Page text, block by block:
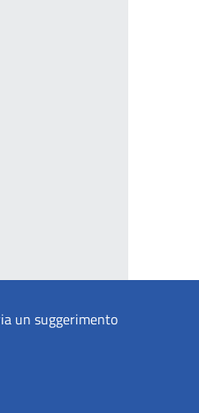
un suggerimento